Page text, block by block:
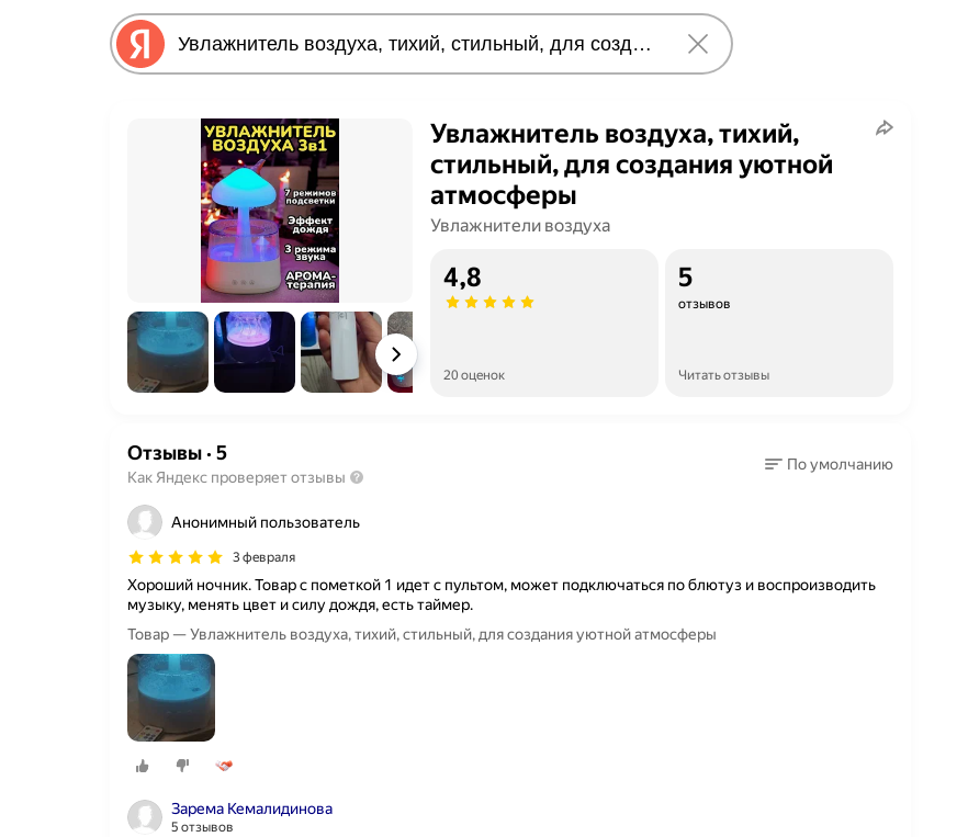
Увлажнитель воздуха, тихий,
стильный, для создания уютной
атмосферы
Увлажнители воздуха
4,8
20 оценок
5
отзывов
Читать отзывы
Отзывы· 5
Как Яндекс проверяет отзывы
По умолчанию
Анонимный пользователь
3 февраля
Хороший ночник. Товар с пометкой 1 идет с пультом, может подключаться по блютуз и воспроизводить
музыку, менять цвет и силу дождя, есть таймер.
Товар — Увлажнитель воздуха, тихий, стильный, для создания уютной атмосферы
Зарема Кемалидинова
5 отзывов